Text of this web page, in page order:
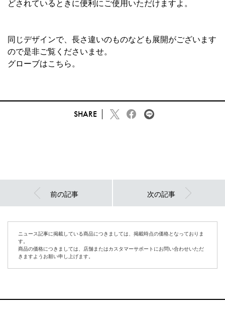
どされているときに便利にご使用いただけますよ。
同じデザインで、長さ違いのものなども展開がございます
ので是非ご覧くださいませ。
グローブはこちら。
SHARE
前の記事 次の記事
ニュース記事に掲載している商品につきましては、掲載時点の価格となっておりま
す。
商品の価格につきましては、店舗またはカスタマーサポートにお問い合わせいただ
きますようお願い申し上げます。